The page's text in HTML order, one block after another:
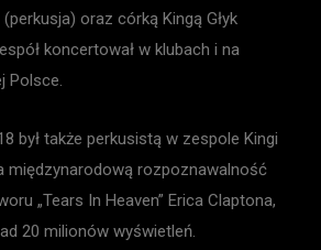
(perkusja) oraz córką Kingą Głyk
koncertował w klubach i na
Polsce.
był także perkusistą w zespole Kingi
międzynarodową rozpoznawalność
„Tears In Heaven” Erica Claptona,
20 milionów wyświetleń.